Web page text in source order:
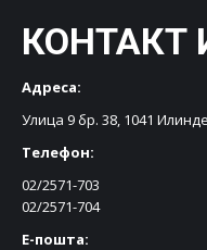
КОНТАКТ
Адреса:
Улица 9 бр. 38, 1041
Телефон:
02/2571-703
02/2571-704
Е-пошта: